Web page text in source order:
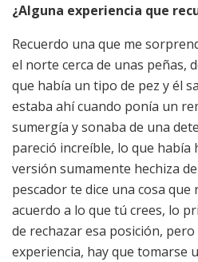
¿Alguna experiencia que
Recuerdo una que me
el norte cerca de unas peñas,
que había un tipo de pez y él
estaba ahí cuando ponía un
sumergía y sonaba de una
pareció increíble, lo que había
versión sumamente hechiza
pescador te dice una cosa que
acuerdo a lo que tú crees, lo
de rechazar esa posición, pero
experiencia, hay que tomarse